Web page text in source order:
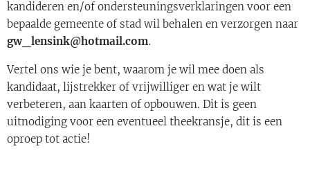
kandideren en/of ondersteuningsverklaringen voor een
bepaalde gemeente of stad wil behalen en verzorgen naar
gw_lensink@hotmail.com.
Vertel ons wie je bent, waarom je wil mee doen als
kandidaat, lijstrekker of vrijwilliger en wat je wilt
verbeteren, aan kaarten of opbouwen. Dit is geen
uitnodiging voor een eventueel theekransje, dit is een
oproep tot actie!